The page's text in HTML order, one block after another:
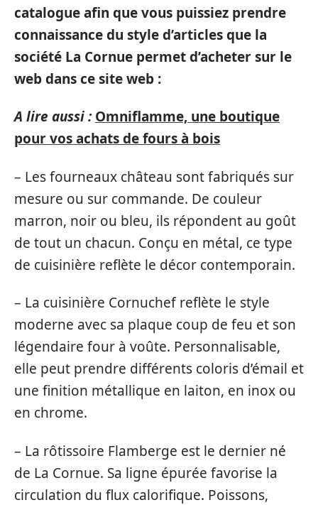
catalogue afin que vous puissiez prendre
connaissance du style d’articles que la
société La Cornue permet d’acheter sur le
web dans ce site web :
A lire aussi : Omniflamme, une boutique
pour vos achats de fours à bois
– Les fourneaux château sont fabriqués sur
mesure ou sur commande. De couleur
marron, noir ou bleu, ils répondent au goût
de tout un chacun. Conçu en métal, ce type
de cuisinière reflète le décor contemporain.
– La cuisinière Cornuchef reflète le style
moderne avec sa plaque coup de feu et son
légendaire four à voûte. Personnalisable,
elle peut prendre différents coloris d’émail et
une finition métallique en laiton, en inox ou
en chrome.
– La rôtissoire Flamberge est le dernier né
de La Cornue. Sa ligne épurée favorise la
circulation du flux calorifique. Poissons,